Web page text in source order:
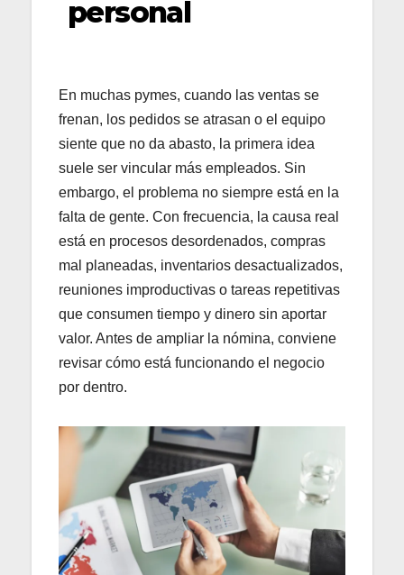
personal
En muchas pymes, cuando las ventas se
frenan, los pedidos se atrasan o el equipo
siente que no da abasto, la primera idea
suele ser vincular más empleados. Sin
embargo, el problema no siempre está en la
falta de gente. Con frecuencia, la causa real
está en procesos desordenados, compras
mal planeadas, inventarios desactualizados,
reuniones improductivas o tareas repetitivas
que consumen tiempo y dinero sin aportar
valor. Antes de ampliar la nómina, conviene
revisar cómo está funcionando el negocio
por dentro.